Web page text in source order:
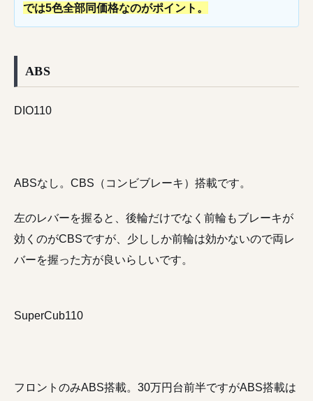
では5色全部同価格なのがポイント。
ABS
DIO110
ABSなし。CBS（コンビブレーキ）搭載です。
左のレバーを握ると、後輪だけでなく前輪もブレーキが
効くのがCBSですが、少ししか前輪は効かないので両レ
バーを握った方が良いらしいです。
SuperCub110
フロントのみABS搭載。30万円台前半ですがABS搭載は